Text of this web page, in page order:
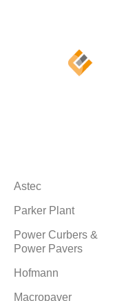
Astec
Parker Plant
Power Curbers &
Power Pavers
Hofmann
Macropaver